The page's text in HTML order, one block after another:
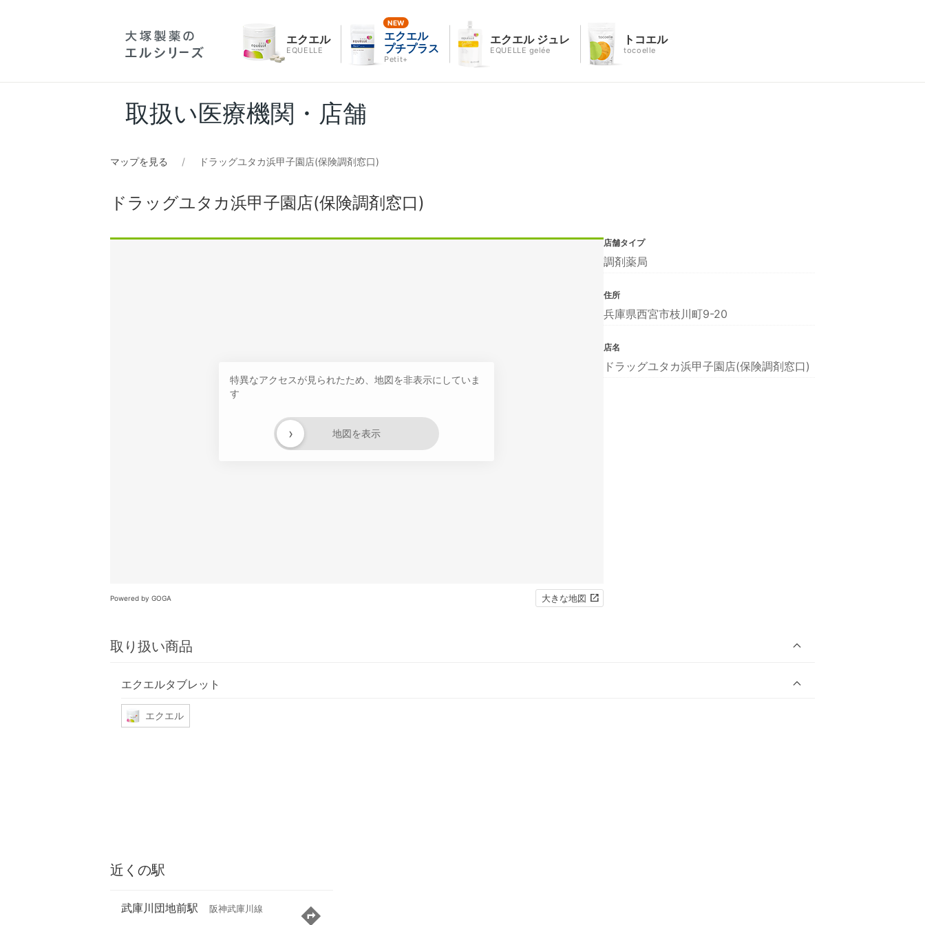
エクエル
EQUELLE
エクエル
プチプラス
Petit+
エクエル ジュレ
EQUELLE gelée
トコエル
tocoelle
取扱い医療機関・店舗
マップを見る ドラッグユタカ浜甲子園店(保険調剤窓口)
ドラッグユタカ浜甲子園店(保険調剤窓口)
特異なアクセスが見られたため、地図を非表示にしていま
す
地図を表示
›
Powered by GOGA 大きな地図
取り扱い商品
エクエルタブレット
エクエル
店舗タイプ
調剤薬局
住所
兵庫県西宮市枝川町9-20
店名
ドラッグユタカ浜甲子園店(保険調剤窓口)
近くの駅
武庫川団地前駅 阪神武庫川線